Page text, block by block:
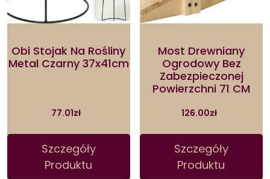
Obi Stojak Na Rośliny
Metal Czarny 37x41cm
77.01zł
Szczegóły
Produktu
Most Drewniany
Ogrodowy Bez
Zabezpieczonej
Powierzchni 71 CM
126.00zł
Szczegóły
Produktu